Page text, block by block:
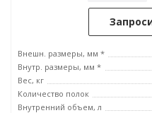
Внешн. размеры, мм *
Внутр. размеры, мм *
Вес, кг
Количество полок
Внутренний объем, л